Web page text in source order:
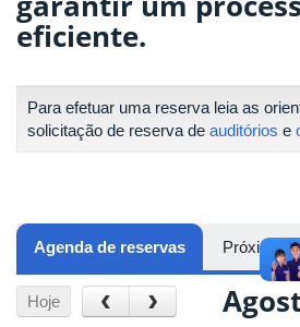
eficiente.
Para efetuar uma reserva leia as
solicitação de reserva de auditórios e
Agenda de reservas (aba ativa)
Próximos
Hoje ‹ ›